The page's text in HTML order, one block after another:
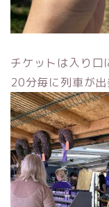
チケットは入り口
20分毎に列車が